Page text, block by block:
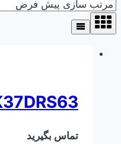
تماس بگیرید